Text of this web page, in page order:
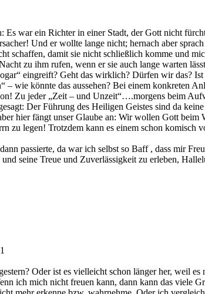
war ein Richter in einer Stadt, der Gott nicht
Und er wollte lange nicht; hernach aber
damit sie nicht schließlich komme und
zu ihm rufen, wenn er sie auch lange warten
eingreift? Geht das wirklich? Dürfen wir das?
wie könnte das aussehen? Bei einem konkreten
Zu jeder „Zeit – und Unzeit“….morgens beim
Der Führung des Heiligen Geistes sind da
hier fängt unser Glaube an: Wir wollen Gott beim
zu legen! Trotzdem kann es einem schon komisch
passierte, da war ich selbst so Baff , dass mir
seine Treue und Zuverlässigkeit zu erleben,
Oder ist es vielleicht schon länger her, weil
ich mich nicht freuen kann, dann kann das viele